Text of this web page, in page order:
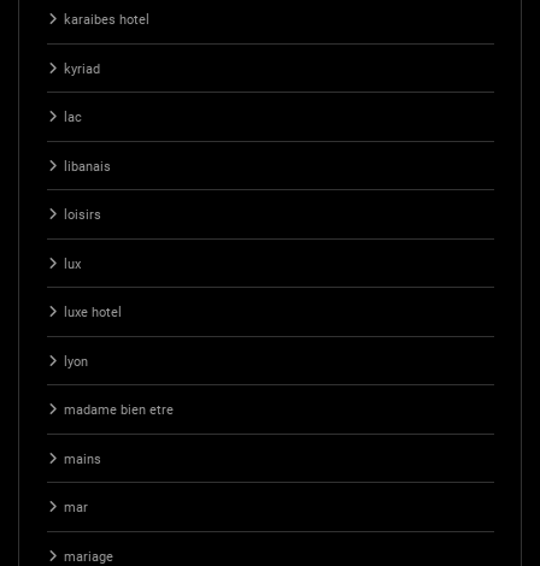
karaibes hotel
kyriad
lac
libanais
loisirs
lux
luxe hotel
lyon
madame bien etre
mains
mar
mariage